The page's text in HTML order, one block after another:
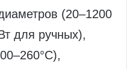
(20–1200
для ручных),